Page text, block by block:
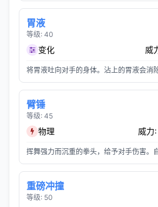
胃液
等级: 40
变化 威
将胃液吐向对手的身体。沾上的胃液会消
臂锤
等级: 45
物理 威力
挥舞强力而沉重的拳头，给予对手伤害。
重磅冲撞
等级: 50